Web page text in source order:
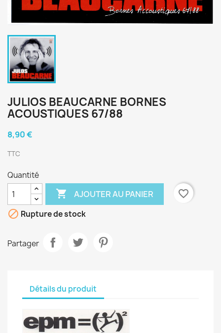
JULIOS BEAUCARNE BORNES
ACOUSTIQUES 67/88
8,90 €
TTC
Quantité
 AJOUTER AU PANIER
favorite_border
 Rupture de stock
Partager
Détails du produit